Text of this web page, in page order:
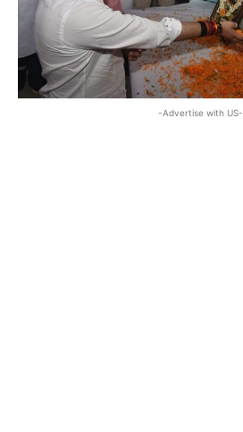
-Advertise with US-